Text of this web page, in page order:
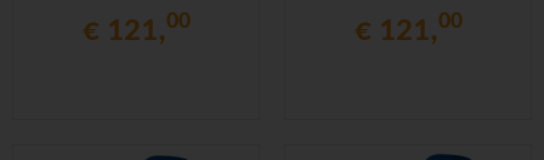
cm, Drehkreuz Stahl RAL
9006,
€ 121,00
cm, Drehkreuz Stahl,
€ 121,00